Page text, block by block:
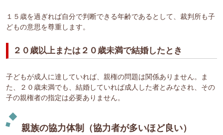
１５歳を過ぎれば自分で判断できる年齢であるとして、裁判所も子
どもの意思を尊重します。
２０歳以上または２０歳未満で結婚したとき
子どもが成人に達していれば、親権の問題は関係ありません。ま
た、２０歳未満でも、結婚していれば成人した者とみなされ、その
子の親権者の指定は必要ありません。
親族の協力体制（協力者が多いほど良い）